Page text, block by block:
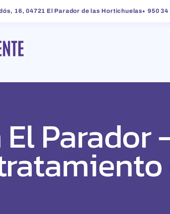
16, 04721 El Parador de las Hortichuelas 950 34
Parador